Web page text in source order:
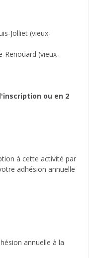
Jolliet (vieux-
Renouard (vieux-
ou en 2
à cette activité par
adhésion annuelle
annuelle à la